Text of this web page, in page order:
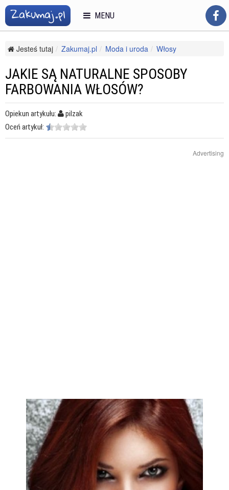
Jesteś tutaj Zakumaj.pl Moda i uroda
Włosy
JAKIE SĄ NATURALNE SPOSOBY
FARBOWANIA WŁOSÓW?
Opiekun artykułu:
pilzak
Oceń artykuł:
Advertising
MENU